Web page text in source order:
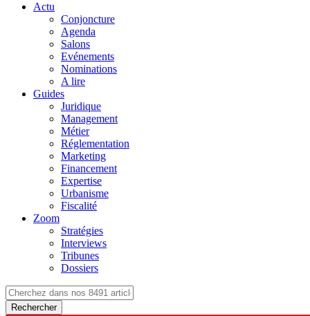
Actu
Conjoncture
Agenda
Salons
Evénements
Nominations
A lire
Guides
Juridique
Management
Métier
Réglementation
Marketing
Financement
Expertise
Urbanisme
Fiscalité
Zoom
Stratégies
Interviews
Tribunes
Dossiers
Rechercher